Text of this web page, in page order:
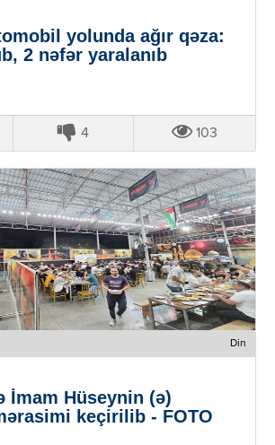
yolunda ağır qəza:
2 nəfər yaralanıb
4 103
Din
İmam Hüseynin (ə)
keçirilib - FOTO